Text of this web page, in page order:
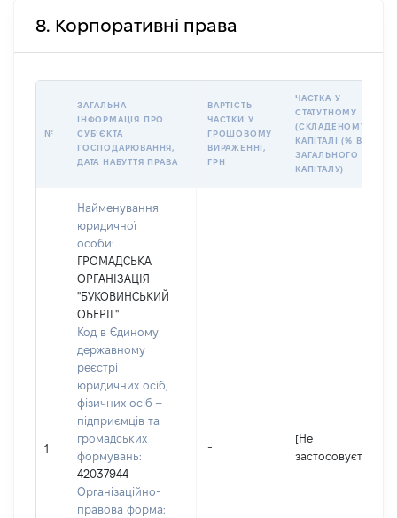
8. Корпоративні права
№
ЗАГАЛЬНА
ІНФОРМАЦІЯ ПРО
СУБʼЄКТА
ГОСПОДАРЮВАННЯ,
ДАТА НАБУТТЯ ПРАВА
ВАРТІСТЬ
ЧАСТКИ У
ГРОШОВОМУ
ВИРАЖЕННІ,
ГРН
ЧАСТКА У
СТАТУТНОМУ
(СКЛАДЕНОМУ)
КАПІТАЛІ (% ВІД
ЗАГАЛЬНОГО
КАПІТАЛУ)
1
Найменування
юридичної
особи:
ГРОМАДСЬКА
ОРГАНІЗАЦІЯ
"БУКОВИНСЬКИЙ
ОБЕРІГ"
Код в Єдиному
державному
реєстрі
юридичних осіб,
фізичних осіб –
підприємців та
громадських
формувань:
42037944
Організаційно-
правова форма:
-
[Не
застосовується]